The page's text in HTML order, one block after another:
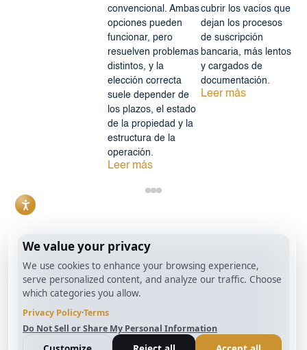
convencional. Ambas
opciones pueden
funcionar, pero
resuelven problemas
distintos, y la
elección correcta
suele depender de
los plazos, el estado
de la propiedad y la
estructura de la
operación.
Leer más
cubrir los vacíos que
dejan los procesos
de suscripción
bancaria, más lentos
y cargados de
documentación.
Leer más